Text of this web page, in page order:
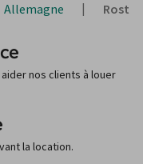
Allemagne
nos clients à louer
la location.